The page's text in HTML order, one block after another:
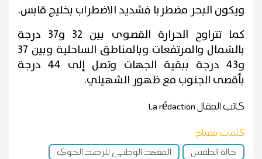
ويكون البحر مضطربا فشديد الاضطراب بخليج قابس.
كما تتراوح الحرارة القصوى بين 32 و37 درجة
بالشمال والمرتفعات وبالمناطق الساحلية وبين 37
و43 درجة ببقية الجهات وتصل إلى 44 درجة
بأقصى الجنوب مع ظهور الشهيلي.
كاتب المقالLa rédaction
كلمات مفتاح
حالة الطقس
المعهد الوطني للرصد الجوي